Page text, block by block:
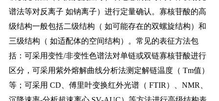
谱法等对反离子 如钠离子）进行定量确认。寡核苷酸的高
级结构一般包括二级结构（ 如可能存在的双螺旋结构）和
三级结构（ 如适配体的空间结构）。常见的表征方法包
括：可采用变性/非变性色谱法对单链或双链寡核苷酸进行
区分，可采用紫外熔解曲线分析法测定解链温度（ Tm值）
等；可采用 CD、傅里叶变换红外光谱（ FTIR）、NMR、